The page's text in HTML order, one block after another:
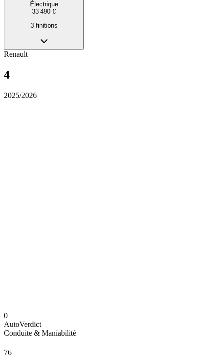
Électrique
33 490 €
3finitions
Renault
4
2025/2026
0
AutoVerdict
Conduite & Maniabilité
76